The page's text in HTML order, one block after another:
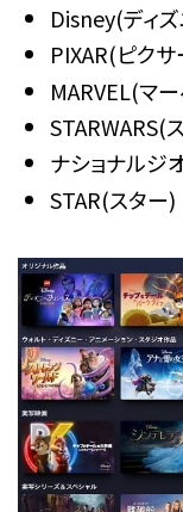
Disney(ディ
PIXAR(ピクサ
MARVEL(マ
STARWARS(
ナショナルジ
STAR(スター)